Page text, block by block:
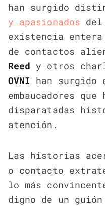
han surgido
y apasionados del
existencia
de contactos
Reed y otros
OVNI han surgido
embaucadores que
disparatadas
atención.
Las historias
o contacto
lo más
digno de un